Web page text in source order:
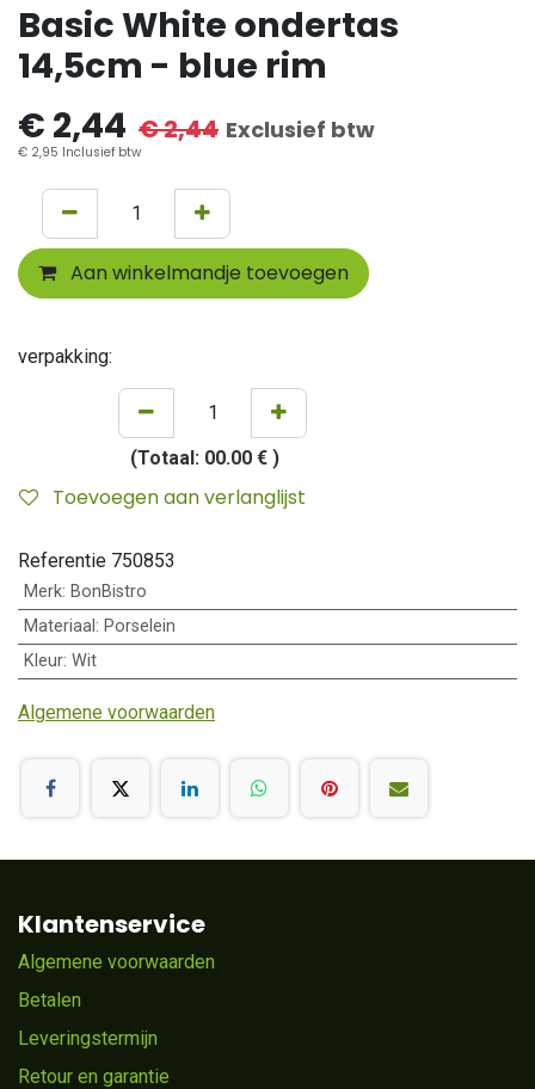
Basic White ondertas
14,5cm - blue rim
€ 2,44 €2,44 Exclusief btw
€ 2,95 Inclusief btw
Aan winkelmandje toevoegen
verpakking:
(Totaal: 00.00 € )
Toevoegen aan verlanglijst
Referentie 750853
Merk: BonBistro
Materiaal : Porselein
Kleur: Wit
Algemene voorwaarden
Klantenservice
Algemene voorwaarden
Betalen
Leveringstermijn
Retour en garantie